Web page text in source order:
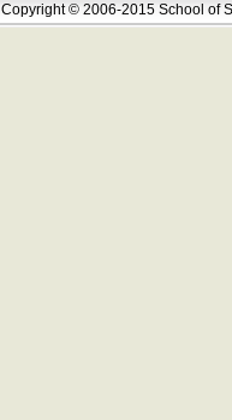
Copyright © 2006-2015 School of